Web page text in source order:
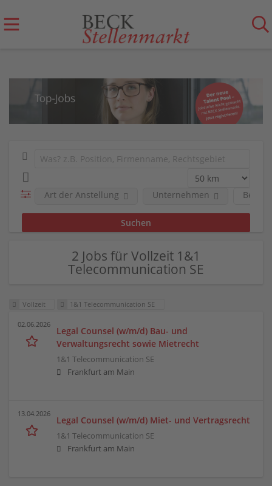
Art der Anstellung Unternehmen
2 Jobs für Vollzeit 1&1
Telecommunication SE
Vollzeit 1&1 Telecommunication SE
02.06.2026
Legal Counsel (w/m/d) Bau- und
Verwaltungsrecht sowie Mietrecht
1&1 Telecommunication SE
Frankfurt am Main
13.04.2026
Legal Counsel (w/m/d) Miet- und Vertragsrecht
1&1 Telecommunication SE
Frankfurt am Main